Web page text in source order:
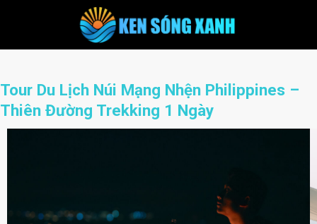
Tour Du Lịch Núi Mạng Nhện Philippines –
Thiên Đường Trekking 1 Ngày